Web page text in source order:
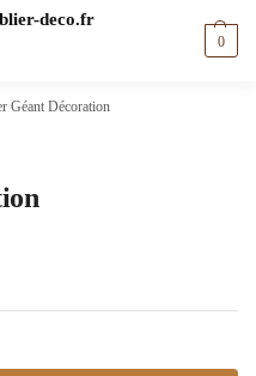
0
Géant Décoration